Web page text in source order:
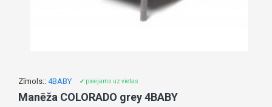
Zīmols:: 4BABY ✔ pieejams uz vietas
Manēža COLORADO grey 4BABY